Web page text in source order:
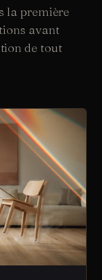
la première
avant
de tout